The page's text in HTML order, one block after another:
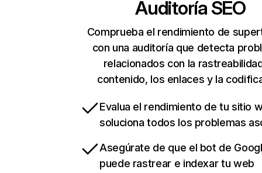
Auditoría SEO
Comprueba el rendimiento de
con una auditoría que detecta
relacionados con la
contenido, los enlaces y la
Evalua el rendimiento de tu sitio
soluciona todos los problemas
Asegúrate de que el bot de
puede rastrear e indexar tu web